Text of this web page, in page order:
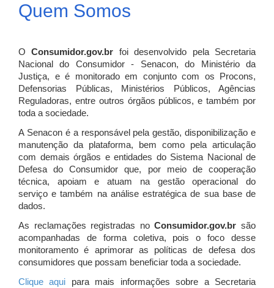
Quem Somos
OConsumidor.gov.br
foi desenvolvido pela Secretaria
Nacional do Consumidor - Senacon, do Ministério da
Justiça, e é monitorado em conjunto com os Procons,
Defensorias Públicas, Ministérios Públicos, Agências
Reguladoras, entre outros órgãos públicos, e também por
toda a sociedade.
A Senacon é a responsável pela gestão, disponibilização e
manutenção da plataforma, bem como pela articulação
com demais órgãos e entidades do Sistema Nacional de
Defesa do Consumidor que, por meio de cooperação
técnica, apoiam e atuam na gestão operacional do
serviço e também na análise estratégica de sua base de
dados.
As reclamações registradas noConsumidor.gov.br são
acompanhadas de forma coletiva, pois o foco desse
monitoramento é aprimorar as políticas de defesa dos
consumidores que possam beneficiar toda a sociedade.
Clique aqui para mais informações sobre a Secretaria